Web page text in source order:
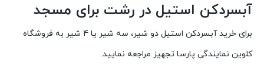
آبسردکن استیل در رشت برای مسجد
برای خرید آبسردکن استیل دو شیر، سه شیر یا 4 شیر به فروشگاه
کلوین نمایندگی پارسا تجهیز مراجعه نمایید.